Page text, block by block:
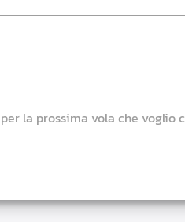
la prossima vola che voglio